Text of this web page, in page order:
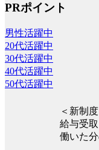
PRポイント
男性活躍中
20代活躍中
30代活躍中
40代活躍中
50代活躍中
＜新制
給与受
働いた